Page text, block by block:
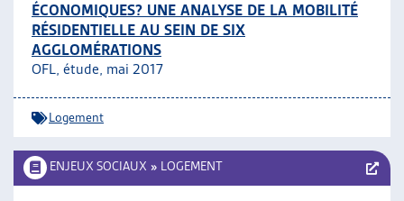
ÉCONOMIQUES? UNE ANALYSE DE LA MOBILITÉ
RÉSIDENTIELLE AU SEIN DE SIX
AGGLOMÉRATIONS
OFL, étude, mai 2017
Logement
ENJEUX SOCIAUX » LOGEMENT